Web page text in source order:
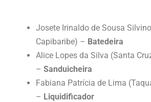
Josete Irinaldo de Sousa
Capibaribe) – Batedeira
Alice Lopes da Silva (Santa
– Sanduicheira
Fabiana Patrícia de Lima
– Liquidificador